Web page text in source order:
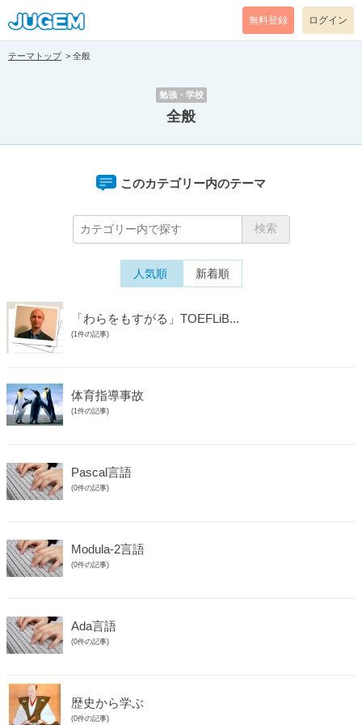
無料登録 ログイン
テーマトップ 全般
勉強・学校
全般
このカテゴリー内のテーマ
人気順 新着順
「わらをもすがる」TOEFLiB...
(1件の記事)
体育指導事故
(1件の記事)
Pascal言語
(0件の記事)
Modula-2言語
(0件の記事)
Ada言語
(0件の記事)
歴史から学ぶ
(0件の記事)